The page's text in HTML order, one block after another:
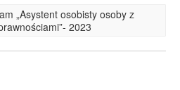
„Asystent osobisty osoby z
2023